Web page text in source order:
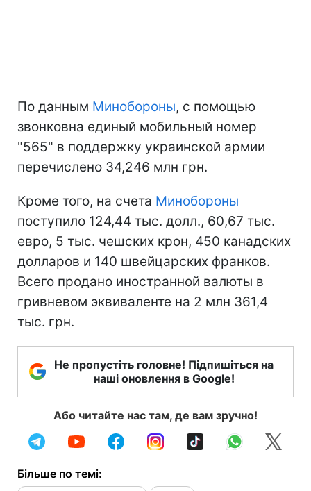
По данным Минобороны, с помощью
звонковна единый мобильный номер
"565" в поддержку украинской армии
перечислено 34,246 млн грн.
Кроме того, на счета Минобороны
поступило 124,44 тыс. долл., 60,67 тыс.
евро, 5 тыс. чешских крон, 450 канадских
долларов и 140 швейцарских франков.
Всего продано иностранной валюты в
гривневом эквиваленте на 2 млн 361,4
тыс. грн.
Не пропустіть головне! Підпишіться на
наші оновлення в Google!
Або читайте нас там, де вам зручно!
Більше по темі: